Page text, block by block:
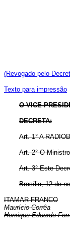
(Revogado pelo
Texto para impressão
O VICE-
DECRETA:
Art. 1° A
Art. 2° O
Art. 3° Este
Brasília, 12 de
ITAMAR FRANCO
Maurício Corrêa
Henrique Eduardo